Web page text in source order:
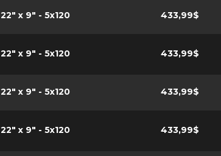
22" x 9" - 5x120 433,99$
22" x 9" - 5x120 433,99$
22" x 9" - 5x120 433,99$
22" x 9" - 5x120 433,99$